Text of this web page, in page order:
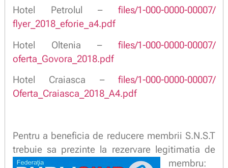
Hotel Petrolul – files/1-000-0000-00007/
flyer_2018_eforie_a4.pdf
Hotel Oltenia – files/1-000-0000-00007/
oferta_Govora_2018.pdf
Hotel Craiasca – files/1-000-0000-00007/
Oferta_Craiasca_2018_A4.pdf
Pentru a beneficia de reducere membrii S.N.S.T
trebuie sa prezinte la rezervare legitimatia de
membru: